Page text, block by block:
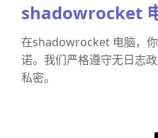
shadowrocket
在shadowrocket 电脑，
诺。我们严格遵守无日志
私密。